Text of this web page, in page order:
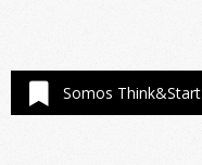
Somos Think&Start